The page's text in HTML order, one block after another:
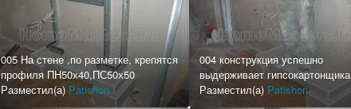
005 На стене ,по разметке, крепятся
профиля ПН50х40,ПС50х50
Разместил(а) Patishon
004 конструкция успешно
выдерживает гипсокартонщика
средней упитанности
Разместил(а) Patishon